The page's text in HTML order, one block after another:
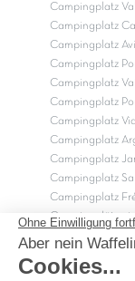
Campingplatz
Campingplatz
Campingplatz
Campingplatz
Campingplatz
Campingplatz
Campingplatz
Campingplatz
Campingplatz
Campingplatz
Campingplatz
Campingplätze
Campingplätze